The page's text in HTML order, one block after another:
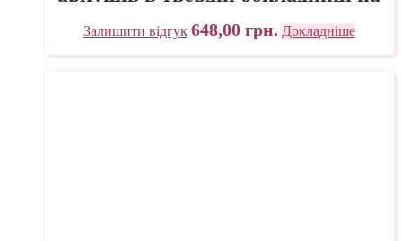
спіралі Fabriano Італія
Залишити відгук 648,00 грн. Докладніше